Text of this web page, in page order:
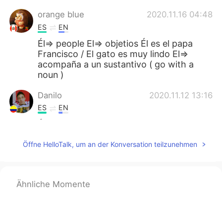
orange blue 2020.11.16 04:48
ES EN
Él=> people El=> objetios Él es el papa
Francisco / El gato es muy lindo El=>
acompaña a un sustantivo ( go with a
noun )
Danilo 2020.11.12 13:16
ES EN
ya que prácticamente se escribe igual
Jorge Hermilo
Öffne HelloTalk, um an der Konversation teilzunehmen
Ähnliche Momente